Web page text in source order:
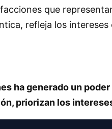
que
refleja los intereses
ha generado un
priorizan los